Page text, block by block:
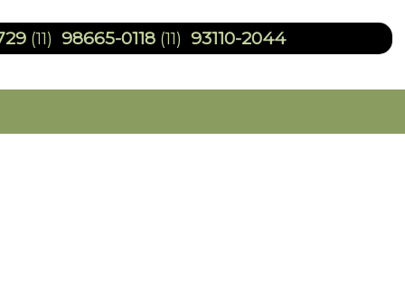
(11) 98665-0118 (11) 93110-2044